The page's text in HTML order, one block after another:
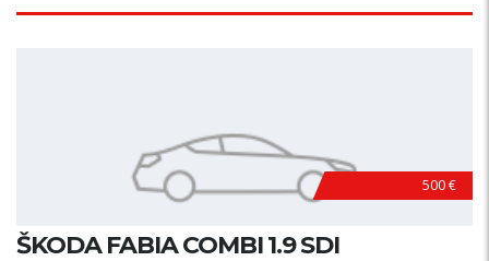
500 €
ŠKODA FABIA COMBI 1.9 SDI